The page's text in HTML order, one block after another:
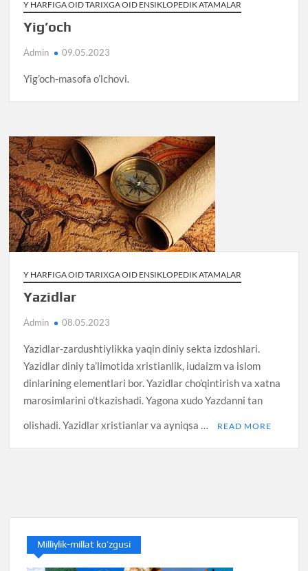
Y HARFIGA OID TARIXGA OID ENSIKLOPEDIK ATAMALAR
Yig’och
Admin 09.05.2023
Yig’och-masofa o’lchovi.
Y HARFIGA OID TARIXGA OID ENSIKLOPEDIK ATAMALAR
Yazidlar
Admin 08.05.2023
Yazidlar-zardushtiylikka yaqin diniy sekta izdoshlari.
Yazidlar diniy ta’limotida xristianlik, iudaizm va islom
dinlarining elementlari bor. Yazidlar cho’qintirish va xatna
marosimlarini o’tkazishadi. Yagona xudo Yazdanni tan
olishadi. Yazidlar xristianlar va ayniqsa …
READ MORE
Milliylik-millat ko’zgusi